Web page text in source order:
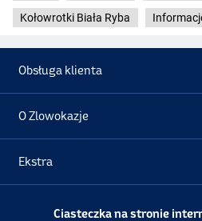
Kołowrotki Biała Ryba
Obsługa klienta
O Zlowokazje
Ekstra
PromocjeCiasteczka na stronie